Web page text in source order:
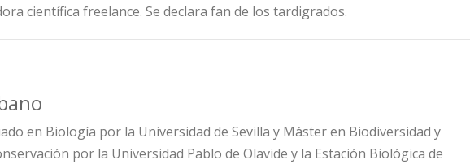
científica freelance. Se declara fan de los tardigrados.
en Biología por la Universidad de Sevilla y Máster en Biodiversidad y
por la Universidad Pablo de Olavide y la Estación Biológica de